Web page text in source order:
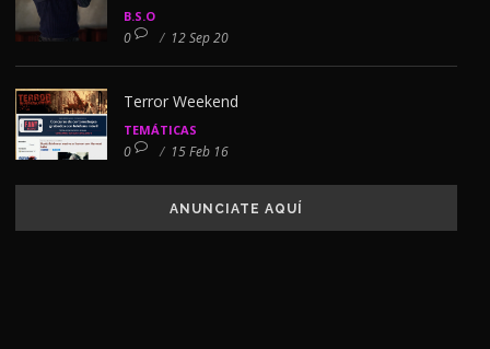
B.S.O
0 / 12 Sep 20
Terror Weekend
TEMÁTICAS
0 / 15 Feb 16
ANUNCIATE AQUÍ